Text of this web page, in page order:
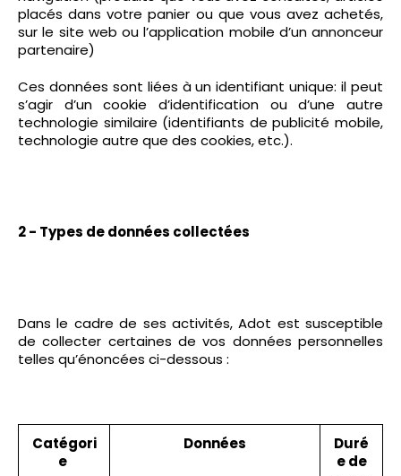
placés dans votre panier ou que vous avez achetés,
sur le site web ou l’application mobile d’un annonceur
partenaire)
Ces données sont liées à un identifiant unique: il peut
s’agir d’un cookie d’identification ou d’une autre
technologie similaire (identifiants de publicité mobile,
technologie autre que des cookies, etc.).
2 - Types de données collectées
Dans le cadre de ses activités, Adot est susceptible
de collecter certaines de vos données personnelles
telles qu’énoncées ci-dessous :
Catégori
e
Données
Duré
e de